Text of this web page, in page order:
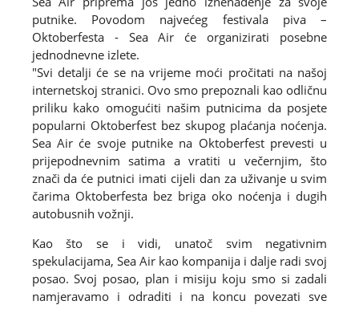
putnike. Povodom najvećeg festivala piva –
Oktoberfesta - Sea Air će organizirati posebne
jednodnevne izlete.
"Svi detalji će se na vrijeme moći pročitati na našoj
internetskoj stranici. Ovo smo prepoznali kao odličnu
priliku kako omogućiti našim putnicima da posjete
popularni Oktoberfest bez skupog plaćanja noćenja.
Sea Air će svoje putnike na Oktoberfest prevesti u
prijepodnevnim satima a vratiti u večernjim, što
znači da će putnici imati cijeli dan za uživanje u svim
čarima Oktoberfesta bez briga oko noćenja i dugih
autobusnih vožnji.
Kao što se i vidi, unatoč svim negativnim
spekulacijama, Sea Air kao kompanija i dalje radi svoj
posao. Svoj posao, plan i misiju koju smo si zadali
namjeravamo i odraditi i na koncu povezati sve